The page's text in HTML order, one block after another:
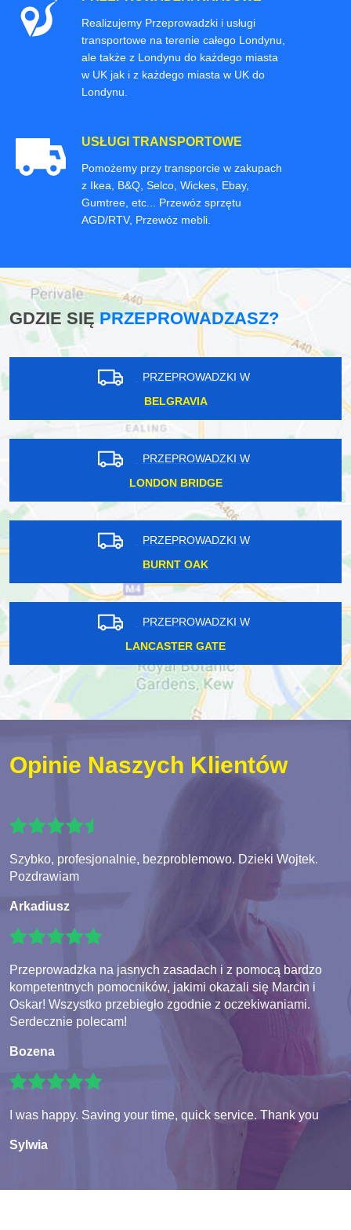
Realizujemy Przeprowadzki i usługi
transportowe na terenie całego Londynu,
ale także z Londynu do każdego miasta
w UK jak i z każdego miasta w UK do
Londynu.
USŁUGI TRANSPORTOWE
Pomożemy przy transporcie w zakupach
z Ikea, B&Q, Selco, Wickes, Ebay,
Gumtree, etc... Przewóz sprzętu
AGD/RTV, Przewóz mebli.
GDZIE SIĘPRZEPROWADZASZ?
PRZEPROWADZKI W
BELGRAVIA
PRZEPROWADZKI W
LONDON BRIDGE
PRZEPROWADZKI W
BURNT OAK
PRZEPROWADZKI W
LANCASTER GATE
Opinie Naszych Klientów
Szybko, profesjonalnie, bezproblemowo. Dzieki Wojtek.
Pozdrawiam
Arkadiusz
Przeprowadzka na jasnych zasadach i z pomocą bardzo
kompetentnych pomocników, jakimi okazali się Marcin i
Oskar! Wszystko przebiegło zgodnie z oczekiwaniami.
Serdecznie polecam!
Bozena
I was happy. Saving your time, quick service. Thank you
Sylwia